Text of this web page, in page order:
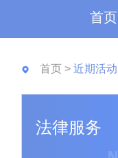
首页
首页 > 近期活动
法律服务